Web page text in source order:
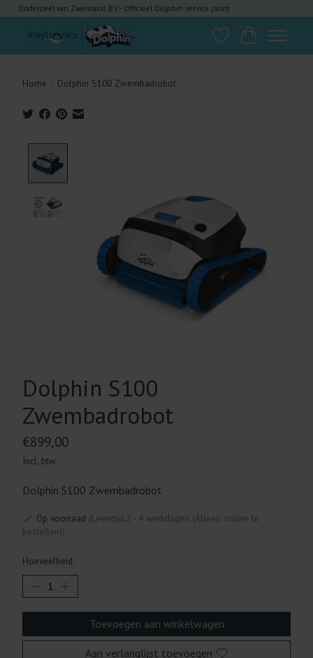
Onderdeel van Zwemland B.V. - Officieel Dolphin service point
VerlanglijstWinkelwagen
Home Dolphin S100 Zwembadrobot
Dolphin S100
Zwembadrobot
€899,00
Incl. btw
Dolphin S100 Zwembadrobot
Op voorraad (Levertijd:2 - 4 werkdagen (Alleen online te
bestellen))
Hoeveelheid:
Toevoegen aan winkelwagen
Aan verlanglijst toevoegen